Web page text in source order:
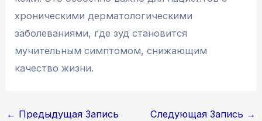
хроническими дерматологическими
заболеваниями, где зуд становится
мучительным симптомом, снижающим
качество жизни.
Навигация
← Предыдущая Запись Следующая Запись →